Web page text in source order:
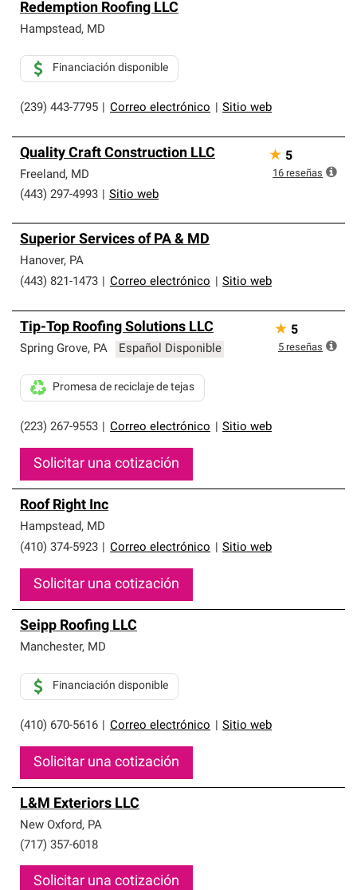
Redemption Roofing LLC
Hampstead, MD
(239) 443-7795 Correo electrónico Sitio web
Financiación disponible
Quality Craft Construction LLC
Freeland, MD
(443) 297-4993
Sitio web
★ 5
16 reseñas
Superior Services of PA & MD
Hanover, PA
(443) 821-1473
Correo electrónico Sitio web
Tip-Top Roofing Solutions LLC
Spring Grove, PA Español Disponible
(223) 267-9553 Correo electrónico Sitio web
Promesa de reciclaje de tejas
Solicitar una cotización
★ 5
5 reseñas
Roof Right Inc
Hampstead, MD
(410) 374-5923
Correo electrónico Sitio web
Solicitar una cotización
Seipp Roofing LLC
Manchester, MD
(410) 670-5616 Correo electrónico Sitio web
Financiación disponible
Solicitar una cotización
L&M Exteriors LLC
New Oxford, PA
(717) 357-6018
Solicitar una cotización